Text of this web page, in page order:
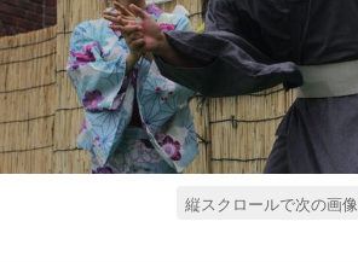
縦スクロールで次の画像